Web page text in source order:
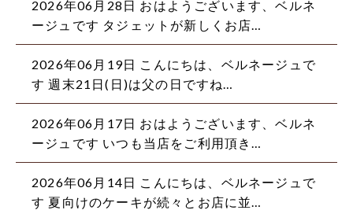
2026年06月28日 おはようございます、ベルネ
ージュです タジェットが新しくお店…
2026年06月19日 こんにちは、ベルネージュで
す 週末21日(日)は父の日ですね…
2026年06月17日 おはようございます、ベルネ
ージュです いつも当店をご利用頂き…
2026年06月14日 こんにちは、ベルネージュで
す 夏向けのケーキが続々とお店に並…